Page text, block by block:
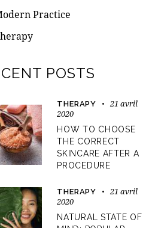
Practice
POSTS
THERAPY
21 avril
2020
HOW TO CHOOSE
THE CORRECT
SKINCARE AFTER A
PROCEDURE
THERAPY
21 avril
2020
NATURAL STATE OF